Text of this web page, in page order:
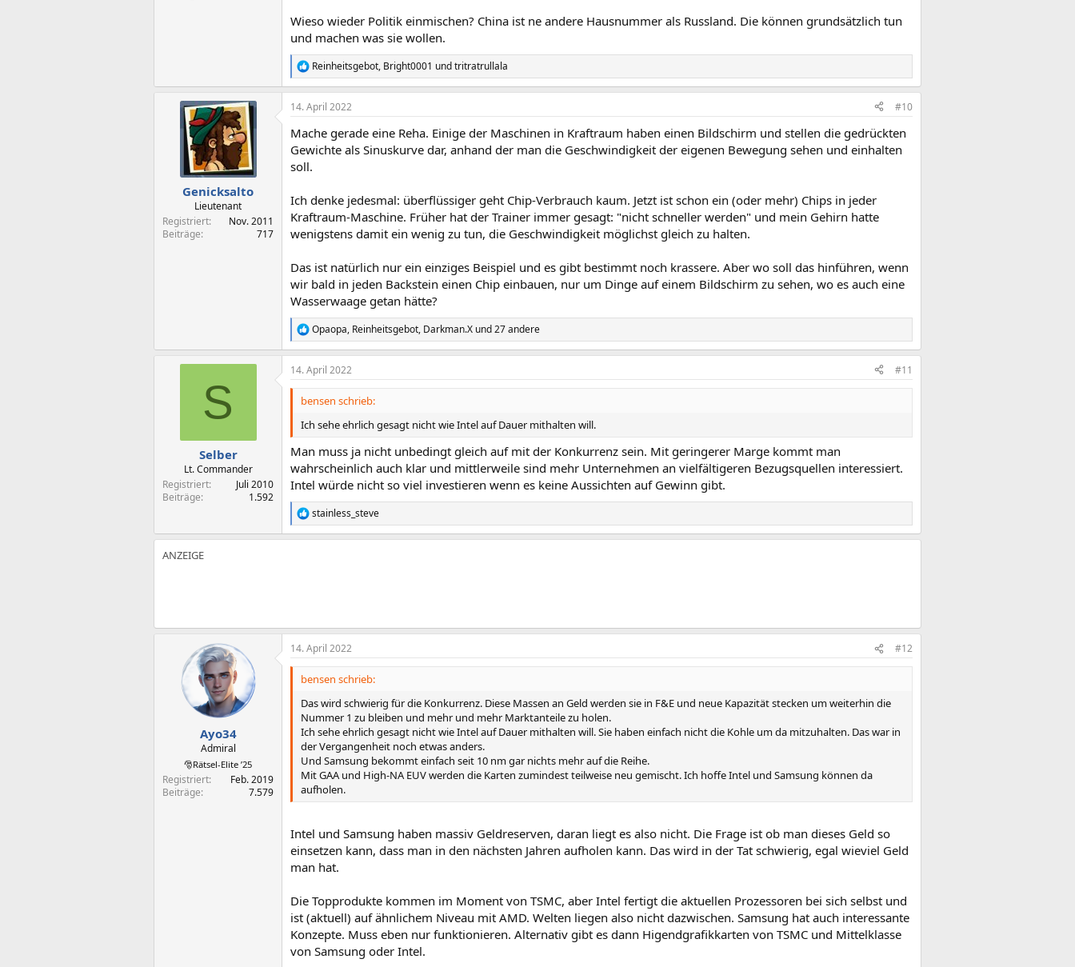
Wieso wieder Politik einmischen? China ist ne andere Hausnummer als Russland. Die können grundsätzlich tun
und machen was sie wollen.
R
e
a
k
i
o
e
:
Reinheitsgebot, Bright0001 undtritratrullala
Genicksalto
Lieutenant
Registriert
Nov. 2011
Beiträge
717
14. April 2022 #10
Mache gerade eine Reha. Einige der Maschinen in Kraftraum haben einen Bildschirm und stellen die gedrückten
Gewichte als Sinuskurve dar, anhand der man die Geschwindigkeit der eigenen Bewegung sehen und einhalten
soll.
Ich denke jedesmal: überflüssiger geht Chip-Verbrauch kaum. Jetzt ist schon ein (oder mehr) Chips in jeder
Kraftraum-Maschine. Früher hat der Trainer immer gesagt: "nicht schneller werden" und mein Gehirn hatte
wenigstens damit ein wenig zu tun, die Geschwindigkeit möglichst gleich zu halten.
Das ist natürlich nur ein einziges Beispiel und es gibt bestimmt noch krassere. Aber wo soll das hinführen, wenn
wir bald in jeden Backstein einen Chip einbauen, nur um Dinge auf einem Bildschirm zu sehen, wo es auch eine
Wasserwaage getan hätte?
R
e
a
k
t
n
e
n
Opaopa, Reinheitsgebot, Darkman.X und 27 andere
S
Selber
Lt. Commander
Registriert
Juli 2010
Beiträge
1.592
14. April 2022 #11
bensen schrieb:
Ich sehe ehrlich gesagt nicht wie Intel auf Dauer mithalten will.
Man muss ja nicht unbedingt gleich auf mit der Konkurrenz sein. Mit geringerer Marge kommt man
wahrscheinlich auch klar und mittlerweile sind mehr Unternehmen an vielfältigeren Bezugsquellen interessiert.
Intel würde nicht so viel investieren wenn es keine Aussichten auf Gewinn gibt.
R
e
a
n
:
stainless_steve
Ayo34
Admiral
🎅Rätsel-Elite ’25
Registriert
Feb. 2019
Beiträge
7.579
14. April 2022 #12
bensen schrieb:
Das wird schwierig für die Konkurrenz. Diese Massen an Geld werden sie in F&E und neue Kapazität stecken um weiterhin die
Nummer 1 zu bleiben und mehr und mehr Marktanteile zu holen.
Ich sehe ehrlich gesagt nicht wie Intel auf Dauer mithalten will. Sie haben einfach nicht die Kohle um da mitzuhalten. Das war in
der Vergangenheit noch etwas anders.
Und Samsung bekommt einfach seit 10 nm gar nichts mehr auf die Reihe.
Mit GAA und High-NA EUV werden die Karten zumindest teilweise neu gemischt. Ich hoffe Intel und Samsung können da
aufholen.
Intel und Samsung haben massiv Geldreserven, daran liegt es also nicht. Die Frage ist ob man dieses Geld so
einsetzen kann, dass man in den nächsten Jahren aufholen kann. Das wird in der Tat schwierig, egal wieviel Geld
man hat.
Die Topprodukte kommen im Moment von TSMC, aber Intel fertigt die aktuellen Prozessoren bei sich selbst und
ist (aktuell) auf ähnlichem Niveau mit AMD. Welten liegen also nicht dazwischen. Samsung hat auch interessante
Konzepte. Muss eben nur funktionieren. Alternativ gibt es dann Higendgrafikkarten von TSMC und Mittelklasse
von Samsung oder Intel.